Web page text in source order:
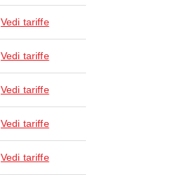
Vedi tariffe
Vedi tariffe
Vedi tariffe
Vedi tariffe
Vedi tariffe